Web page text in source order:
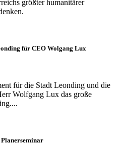
größter humanitärer
für CEO Wolgang Lux
für die Stadt Leonding und die
Wolfgang Lux das große